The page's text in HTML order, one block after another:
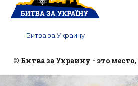
Битва за Украину
© Битва за Украину - это место,